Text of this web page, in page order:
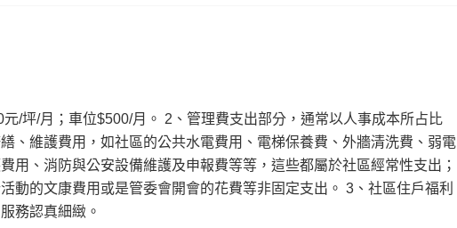
/坪/月；車位$500/月。 2、管理費支出部分，通常以人事成本所占比
、維護費用，如社區的公共水電費用、電梯保養費、外牆清洗費、弱電
用、消防與公安設備維護及申報費等等，這些都屬於社區經常性支出；
動的文康費用或是管委會開會的花費等非固定支出。 3、社區住戶福利
務認真細緻。